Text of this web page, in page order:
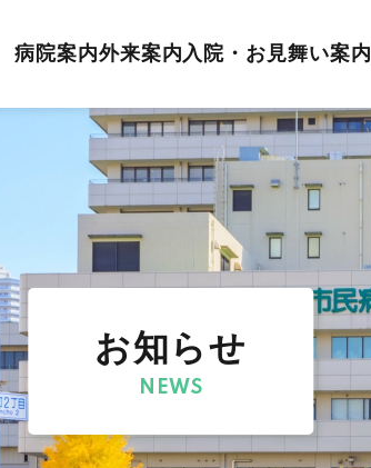
病院案内外来案内入院・お見舞い案内
お知らせ
NEWS